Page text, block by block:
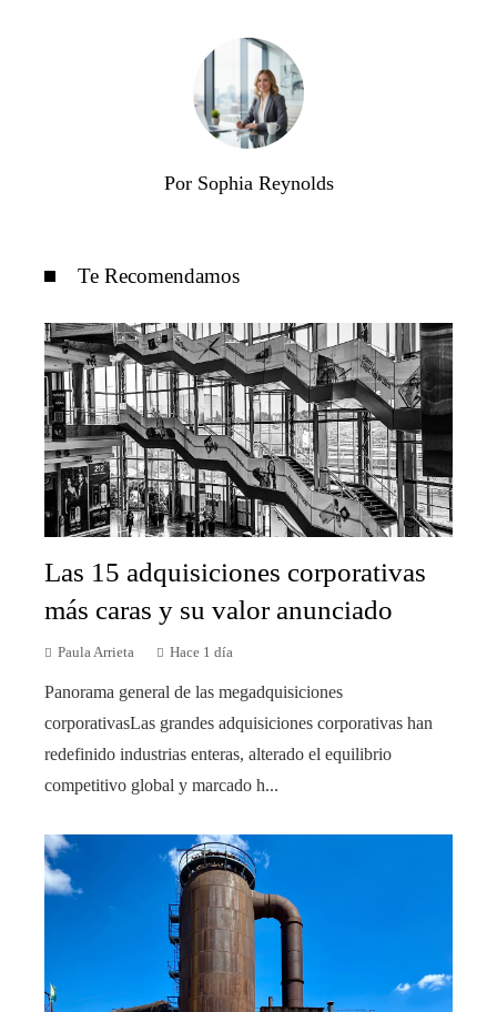
Por Sophia Reynolds
Te Recomendamos
Las 15 adquisiciones corporativas
más caras y su valor anunciado
Paula Arrieta Hace 1 día
Panorama general de las megadquisiciones
corporativasLas grandes adquisiciones corporativas han
redefinido industrias enteras, alterado el equilibrio
competitivo global y marcado h...